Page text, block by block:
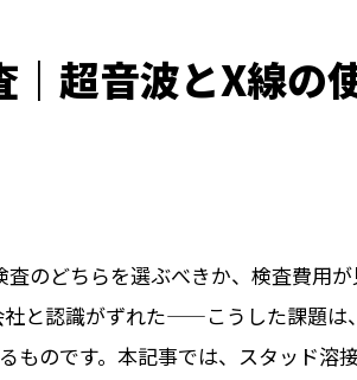
超音波とX線の
のどちらを選ぶべきか、検査費用
社と認識がずれた——こうした課題は
ものです。本記事では、スタッド溶